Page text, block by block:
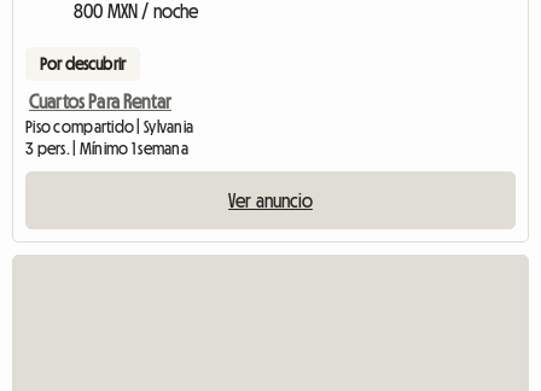
800 MXN / noche
Por descubrir
Cuartos Para Rentar
Piso compartido | Sylvania
3 pers. | Mínimo 1 semana
Ver anuncio